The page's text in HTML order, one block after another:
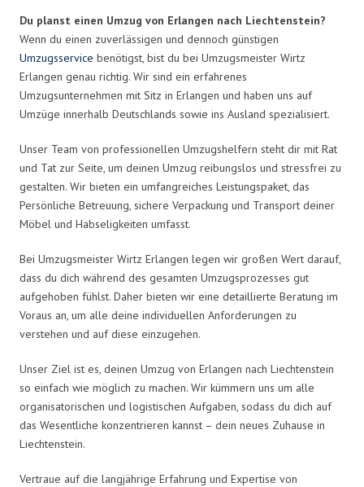
Du planst einen Umzug von Erlangen nach Liechtenstein?
Wenn du einen zuverlässigen und dennoch günstigen
Umzugsservice benötigst, bist du bei Umzugsmeister Wirtz
Erlangen genau richtig. Wir sind ein erfahrenes
Umzugsunternehmen mit Sitz in Erlangen und haben uns auf
Umzüge innerhalb Deutschlands sowie ins Ausland spezialisiert.
Unser Team von professionellen Umzugshelfern steht dir mit Rat
und Tat zur Seite, um deinen Umzug reibungslos und stressfrei zu
gestalten. Wir bieten ein umfangreiches Leistungspaket, das
Persönliche Betreuung, sichere Verpackung und Transport deiner
Möbel und Habseligkeiten umfasst.
Bei Umzugsmeister Wirtz Erlangen legen wir großen Wert darauf,
dass du dich während des gesamten Umzugsprozesses gut
aufgehoben fühlst. Daher bieten wir eine detaillierte Beratung im
Voraus an, um alle deine individuellen Anforderungen zu
verstehen und auf diese einzugehen.
Unser Ziel ist es, deinen Umzug von Erlangen nach Liechtenstein
so einfach wie möglich zu machen. Wir kümmern uns um alle
organisatorischen und logistischen Aufgaben, sodass du dich auf
das Wesentliche konzentrieren kannst – dein neues Zuhause in
Liechtenstein.
Vertraue auf die langjährige Erfahrung und Expertise von